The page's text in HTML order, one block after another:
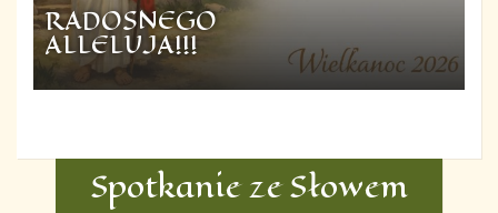
RADOSNEGO
ALLELUJA!!!
Spotkanie ze Słowem